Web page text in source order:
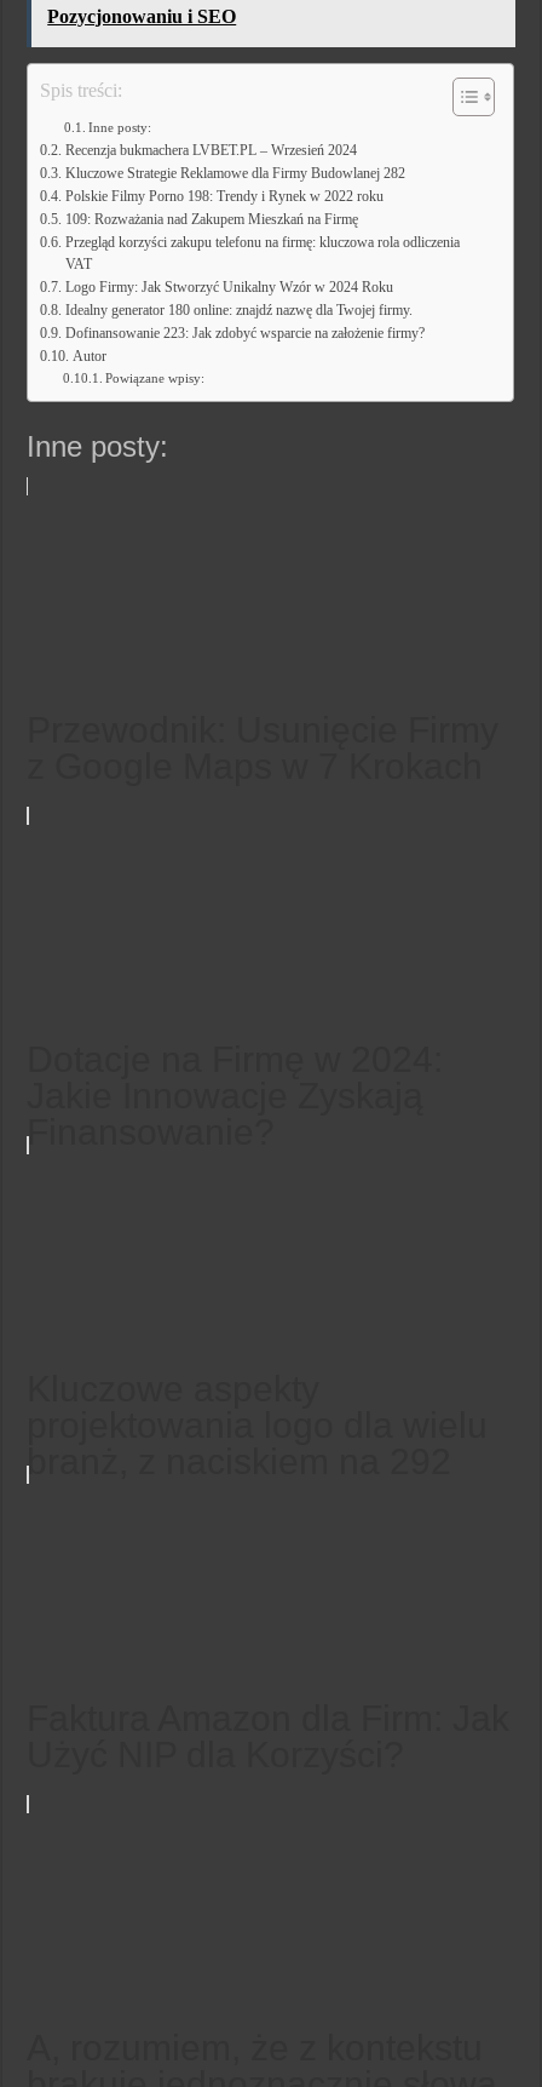
Pozycjonowaniu i SEO
Spis treści:
Inne posty:
Recenzja bukmachera LVBET.PL – Wrzesień 2024
Kluczowe Strategie Reklamowe dla Firmy Budowlanej 282
Polskie Filmy Porno 198: Trendy i Rynek w 2022 roku
109: Rozważania nad Zakupem Mieszkań na Firmę
Przegląd korzyści zakupu telefonu na firmę: kluczowa rola odliczenia
VAT
Logo Firmy: Jak Stworzyć Unikalny Wzór w 2024 Roku
Idealny generator 180 online: znajdź nazwę dla Twojej firmy.
Dofinansowanie 223: Jak zdobyć wsparcie na założenie firmy?
Autor
Powiązane wpisy:
Inne posty:
Finansowanie?
branż, z naciskiem na 292